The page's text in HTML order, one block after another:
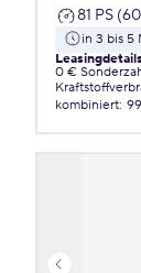
81 PS
in 3 bis 5
0 €
kombiniert: